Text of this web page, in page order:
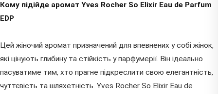
Кому підійде аромат Yves Rocher So Elixir Eau de Parfum
EDP
Цей жіночий аромат призначений для впевнених у собі жінок,
які цінують глибину та стійкість у парфумерії. Він ідеально
пасуватиме тим, хто прагне підкреслити свою елегантність,
чуттєвість та шляхетність. Yves Rocher So Elixir Eau de